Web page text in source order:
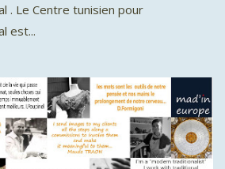
. Le Centre tunisien pour
est...